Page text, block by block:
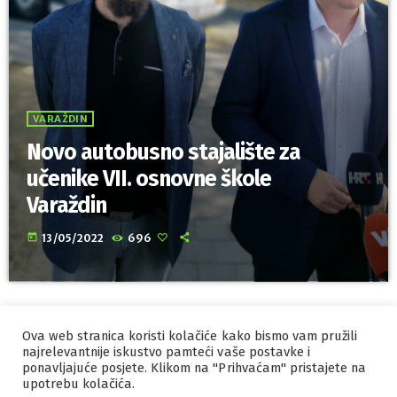
VARAŽDIN
Novo autobusno stajalište za
učenike VII. osnovne škole
Varaždin
today 13/05/2022 696
IZRADA I HOSTINGORBIS
MARKETING
PRAVILA PRIVATNOSTI
Ova web stranica koristi kolačiće kako bismo vam pružili
najrelevantnije iskustvo pamteći vaše postavke i
ponavljajuće posjete. Klikom na "Prihvaćam" pristajete na
upotrebu kolačića.